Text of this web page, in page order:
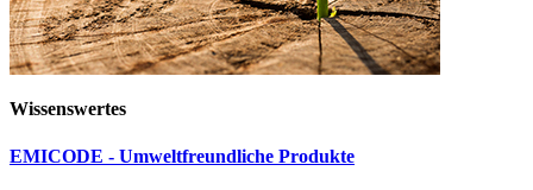
Wissenswertes
EMICODE - Umweltfreundliche Produkte